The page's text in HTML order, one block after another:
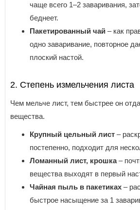
чаще всего 1–2 заваривания,
беднеет.
Пакетированный чай – как
одно заваривание, повторное
плоский настой.
2. Степень измельчения листа
Чем мельче лист, тем быстрее он
вещества.
Крупный цельный лист –
постепенно, подходит для
Ломанный лист, крошка–
вещества выходят в первый
Чайная пыль в пакетиках –
быстрое насыщение за 1